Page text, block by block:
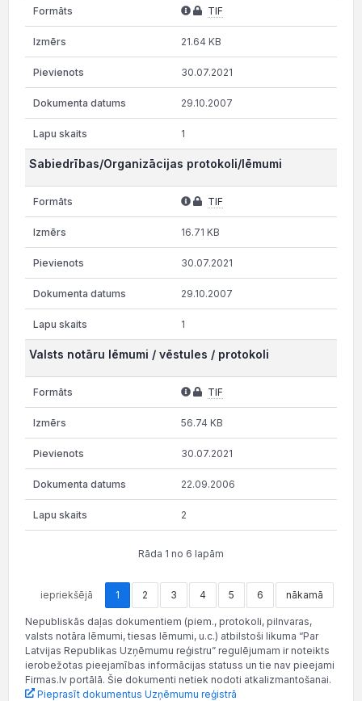
TIF
21.64 KB
30.07.2021
29.10.2007
1
Sabiedrības/Organizācijas protokoli/lēmumi
TIF
16.71 KB
30.07.2021
29.10.2007
1
Valsts notāru lēmumi / vēstules / protokoli
TIF
56.74 KB
30.07.2021
22.09.2006
2
Rāda 1 no 6 lapām
iepriekšējā 1 2 3 4 5 6 nākamā
Nepubliskās daļas dokumentiem (piem., protokoli, pilnvaras,
valsts notāra lēmumi, tiesas lēmumi, u.c.) atbilstoši likuma “Par
Latvijas Republikas Uzņēmumu reģistru” regulējumam ir noteikts
ierobežotas pieejamības informācijas statuss un tie nav pieejami
Firmas.lv portālā. Šie dokumenti netiek nodoti atkalizmantošanai.
Pieprasīt dokumentus Uzņēmumu reģistrā